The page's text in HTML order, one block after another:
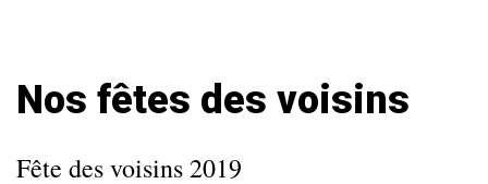
Nos fêtes des voisins
Fête des voisins 2019